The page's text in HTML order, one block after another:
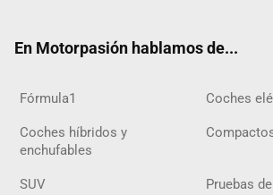
En Motorpasión hablamos de...
Fórmula1 Coches
Coches híbridos y
enchufables
SUV Pruebas